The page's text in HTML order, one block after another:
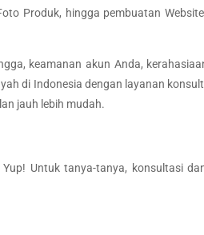
Produk, hingga pembuatan
keamanan akun Anda,
di Indonesia dengan layanan
jauh lebih mudah.
Untuk tanya-tanya, konsultasi